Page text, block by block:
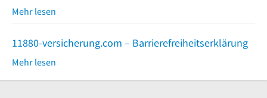
Mehr lesen
11880-versicherung.com – Barrierefreiheitserklärung
Mehr lesen